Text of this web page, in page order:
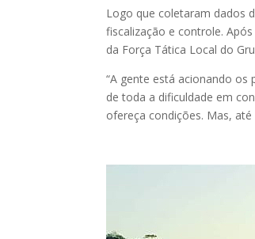
Logo que coletaram dados
fiscalização e controle.
da Força Tática Local do
“A gente está acionando
de toda a dificuldade em
ofereça condições. Mas,